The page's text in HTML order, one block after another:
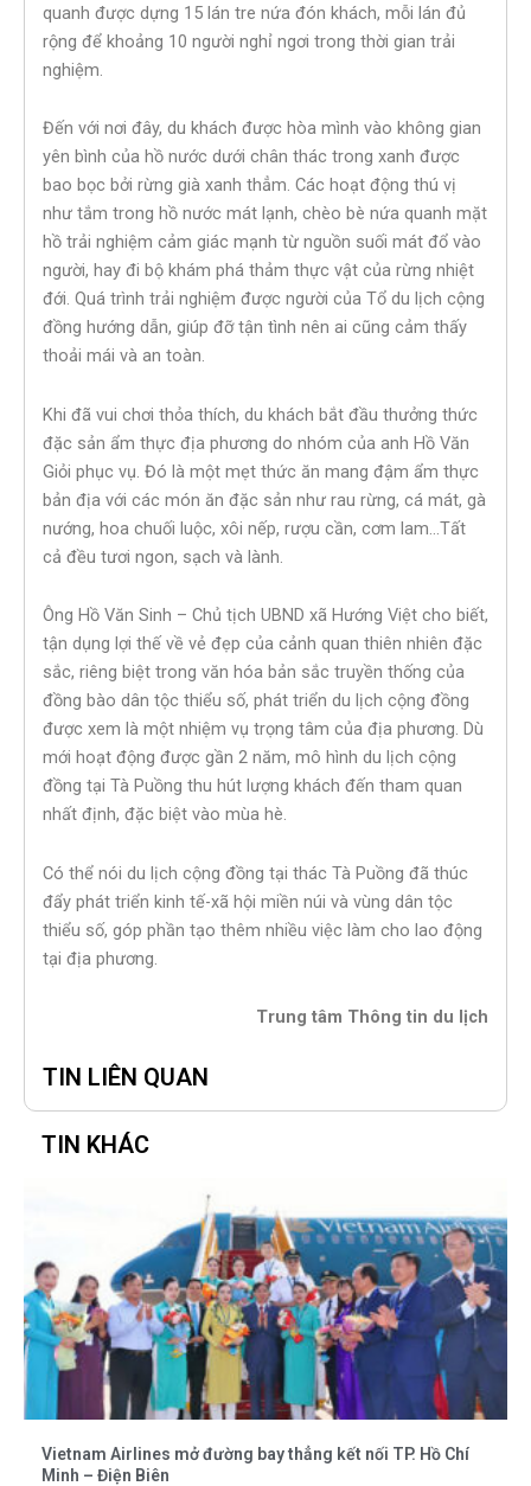
quanh được dựng 15 lán tre nứa đón khách, mỗi lán đủ
rộng để khoảng 10 người nghỉ ngơi trong thời gian trải
nghiệm.
Đến với nơi đây, du khách được hòa mình vào không gian
yên bình của hồ nước dưới chân thác trong xanh được
bao bọc bởi rừng già xanh thẳm. Các hoạt động thú vị
như tắm trong hồ nước mát lạnh, chèo bè nứa quanh mặt
hồ trải nghiệm cảm giác mạnh từ nguồn suối mát đổ vào
người, hay đi bộ khám phá thảm thực vật của rừng nhiệt
đới. Quá trình trải nghiệm được người của Tổ du lịch cộng
đồng hướng dẫn, giúp đỡ tận tình nên ai cũng cảm thấy
thoải mái và an toàn.
Khi đã vui chơi thỏa thích, du khách bắt đầu thưởng thức
đặc sản ẩm thực địa phương do nhóm của anh Hồ Văn
Giỏi phục vụ. Đó là một mẹt thức ăn mang đậm ẩm thực
bản địa với các món ăn đặc sản như rau rừng, cá mát, gà
nướng, hoa chuối luộc, xôi nếp, rượu cần, cơm lam…Tất
cả đều tươi ngon, sạch và lành.
Ông Hồ Văn Sinh – Chủ tịch UBND xã Hướng Việt cho biết,
tận dụng lợi thế về vẻ đẹp của cảnh quan thiên nhiên đặc
sắc, riêng biệt trong văn hóa bản sắc truyền thống của
đồng bào dân tộc thiểu số, phát triển du lịch cộng đồng
được xem là một nhiệm vụ trọng tâm của địa phương. Dù
mới hoạt động được gần 2 năm, mô hình du lịch cộng
đồng tại Tà Puồng thu hút lượng khách đến tham quan
nhất định, đặc biệt vào mùa hè.
Có thể nói du lịch cộng đồng tại thác Tà Puồng đã thúc
đẩy phát triển kinh tế-xã hội miền núi và vùng dân tộc
thiểu số, góp phần tạo thêm nhiều việc làm cho lao động
tại địa phương.
Trung tâm Thông tin du lịch
TIN LIÊN QUAN
TIN KHÁC
Vietnam Airlines mở đường bay thẳng kết nối TP. Hồ Chí
Minh – Điện Biên